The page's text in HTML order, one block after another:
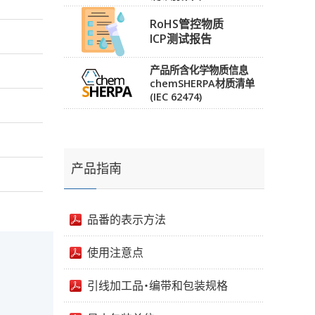
RoHS管控物质
ICP测试报告
产品所含化学物质信息
chemSHERPA材质清单
(IEC 62474)
产品指南
品番的表示方法
使用注意点
引线加工品・编带和包装规格